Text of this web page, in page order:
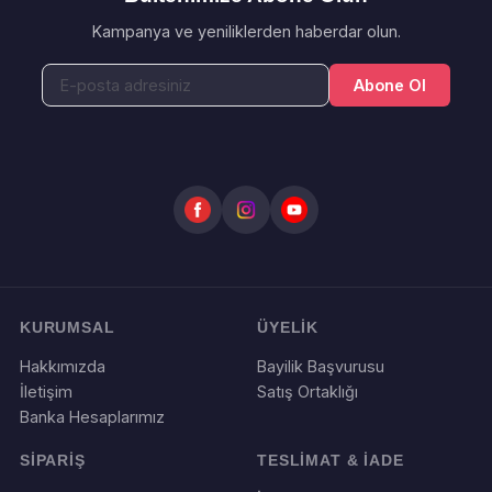
Kampanya ve yeniliklerden haberdar olun.
Abone Ol
KURUMSAL
Hakkımızda
İletişim
Banka Hesaplarımız
ÜYELİK
Bayilik Başvurusu
Satış Ortaklığı
SİPARİŞ TESLİMAT & İADE